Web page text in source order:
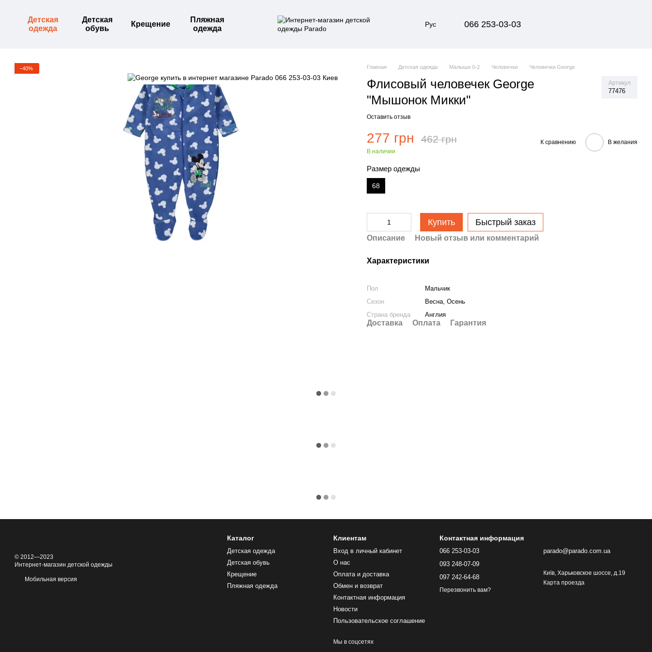
Детская
одежда
Детская
обувь
Крещение
Пляжная
одежда
Рус 066 253-03-03
−40% Главная Детская одежда Малыши 0-2 Человечки Человечки George
Флисовый человечек George
"Мышонок Микки"
Артикул
77476
Оставить отзыв
277 грн 462 грн
В наличии
К сравнению В желания
Размер одежды
68
Купить Быстрый заказ
Описание Новый отзыв или комментарий
Характеристики
Пол
Мальчик
Сезон
Весна, Осень
Страна бренда
Англия
Доставка Оплата Гарантия
© 2012—2023
Интернет-магазин детской одежды
Мобильная версия
Каталог
Детская одежда
Детская обувь
Крещение
Пляжная одежда
Клиентам
Вход в личный кабинет
О нас
Оплата и доставка
Обмен и возврат
Контактная информация
Новости
Пользовательское соглашение
Мы в соцсетях
Контактная информация
066 253-03-03
093 248-07-09
097 242-64-68
Перезвонить вам?
parado@parado.com.ua
Київ, Харьковское шоссе, д.19
Карта проезда